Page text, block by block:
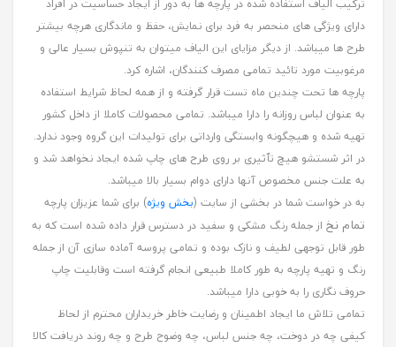
ترکیب الیاف استفاده شده در پارچه ها به دور از ایجاد حساسیت در افراد
دارای ویژگی های منحصر به فرد برای نمایش، حفظ و ماندگاری هرچه بیشتر
طرح ها میباشد. از دیگر مزایای این الیاف میتوان به تنپوش بسیار عالی و
مرغوبیت مورد تائید تمامی مصرف کنندگان، اشاره کرد.
پارچه ها تحت چندین ماه تست قرار گرفته و از همه لحاظ شرایط استفاده
به عنوان لباس روزانه را دارا میباشد. تمامی محصولات کاملا از داخل کشور
تهیه شده و هیچگونه وابستگی وارداتی برای تولیدات این گروه وجود ندارد.
در اثر شستشو هیچ تٱثیری بر روی طرح های چاپ شده ایجاد نخواهد شد و
به علت جنس مخصوص آنها دارای دوام بسیار بالا میباشد.
به در خواست شما در بخشی از سایت (بخش ویژه) برای شما عزیزان پارچه
تمام نخ از جمله رنگ مشکی و سفید در دسترس قرار داده شده است که به
طور قابل توجهی لطیف و نازک بوده و تمامی پروسه آماده سازی آن از جمله
رنگ و تهیه پارچه به طور کاملا طبیعی انجام گرفته است وقابلیت چاپ
حروف نگاری را به خوبی دارا میباشد.
تمامی تلاش ما ایجاد اطمینان و رضایت خاطر خریداران محترم از لحاظ
کیفی چه در دوخت، چه جنس لباس، چه وضوح طرح و چه روند دریافت کالا